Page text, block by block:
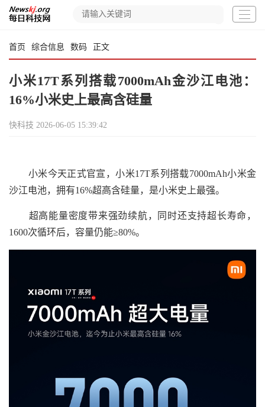
首页 综合信息 数码 正文
小米17T系列搭载7000mAh金沙江电池：
16%小米史上最高含硅量
快科技 2026-06-05 15:39:42
小米今天正式官宣，小米17T系列搭载7000mAh小米金
沙江电池，拥有16%超高含硅量，是小米史上最强。
超高能量密度带来强劲续航，同时还支持超长寿命，
1600次循环后，容量仍能≥‌80%。